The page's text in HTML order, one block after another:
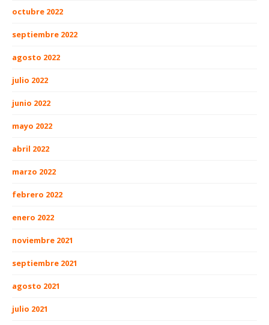
octubre 2022
septiembre 2022
agosto 2022
julio 2022
junio 2022
mayo 2022
abril 2022
marzo 2022
febrero 2022
enero 2022
noviembre 2021
septiembre 2021
agosto 2021
julio 2021